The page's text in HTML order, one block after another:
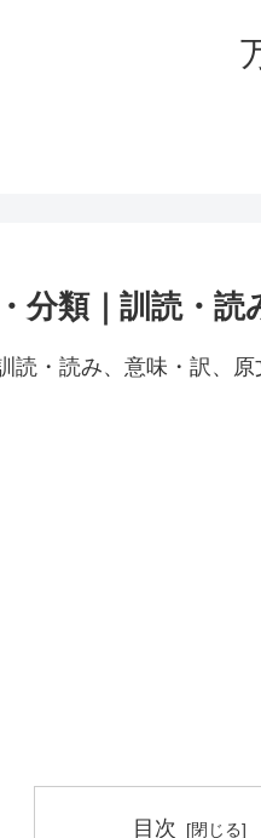
分類｜訓読・読
・読み、意味・訳、原
目次